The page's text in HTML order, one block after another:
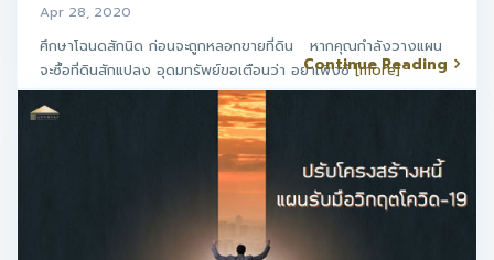
Apr 28, 2020
ศึกษาโฉนดสักนิด ก่อนจะถูกหลอกขายที่ดิน หากคุณกำลังวางแผน
จะซื้อที่ดินสักแปลง อุดมทรัพย์ขอเตือนว่า อย่าเพิ่งซื[more]
Continue Reading